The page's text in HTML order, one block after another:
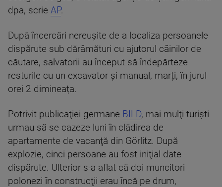
dpa, scrie AP.
După încercări nereușite de a localiza persoanele
dispărute sub dărâmături cu ajutorul câinilor de
căutare, salvatorii au început să îndepărteze
resturile cu un excavator și manual, marți, în jurul
orei 2 dimineața.
Potrivit publicaţiei germane BILD, mai mulţi turişti
urmau să se cazeze luni în clădirea de
apartamente de vacanţă din Görlitz. După
explozie, cinci persoane au fost iniţial date
dispărute. Ulterior s-a aflat că doi muncitori
polonezi în construcţii erau încă pe drum,